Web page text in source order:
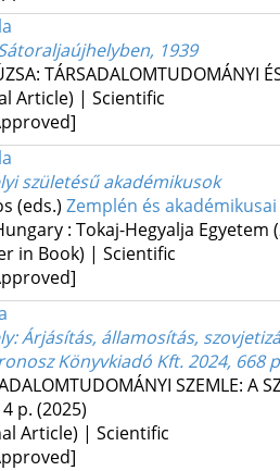
1939
TÁRSADALOMTUDOMÁNYI
Article) | Scientific
születésű akadémikusok
(eds.) Zemplén és akadémikusai
: Tokaj-Hegyalja Egyetem
in Book) | Scientific
Árjásítás, államosítás,
Könyvkiadó Kft. 2024, 668
SZEMLE: A
p. (2025)
Article) | Scientific